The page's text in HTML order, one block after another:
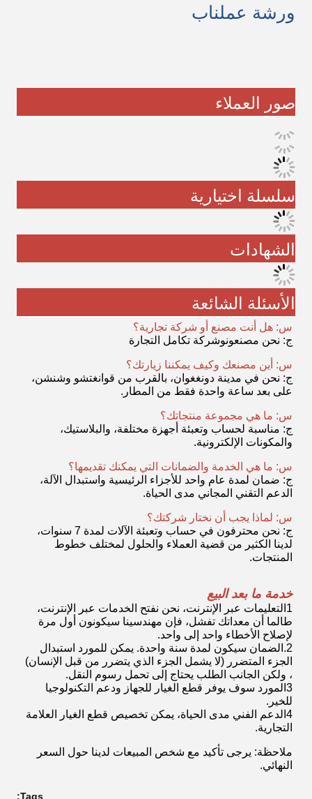
ورشة عملناب
صور العملاء
سلسلة اختيارية
الشهادات
الأسئلة الشائعة
س: هل أنت مصنع أو شركة تجارية؟
ج: نحن مصنعونوشركة تكامل التجارة
ج: نحن في مدينة دونغغوان، بالقرب من قوانغتشو وشنشن،
على بعد ساعة واحدة فقط من المطار.
ج: مناسبة لحساب وتعبئة أجهزة مختلفة، والبلاستيك،
والمكونات الإلكترونية.
ج: ضمان لمدة عام واحد للأجزاء الرئيسية واستبدال الآلة،
الدعم التقني المجاني مدى الحياة.
لدينا الكثير من قضية العملاء والحلول لمختلف خطوط
المنتجات.
1التعليمات عبر الإنترنت، نحن نفتح الخدمات عبر الإنترنت،
طالما أن معداتك تفشل، فإن مهندسينا سيكونون أول مرة
لإصلاح الأخطاء واحد إلى واحد.
2.الضمان سيكون لمدة سنة واحدة. يمكن للمورد استبدال
الجزء المتضرر (لا يشمل الجزء الذي يتضرر من قبل الإنسان)
، ولكن الجانب الطلب يحتاج إلى تحمل رسوم النقل.
3المورد سوف يوفر قطع الغيار للجهاز ودعم التكنولوجيا
للخير.
4الدعم الفني مدى الحياة، يمكن تخصيص قطع الغيار العلامة
التجارية.
النهائي.